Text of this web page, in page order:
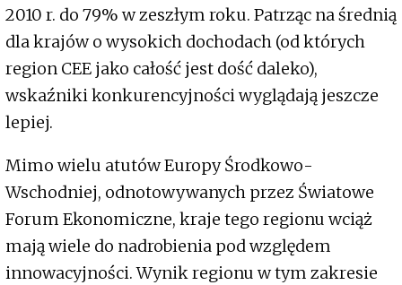
2010 r. do 79% w zeszłym roku. Patrząc na średnią
dla krajów o wysokich dochodach (od których
region CEE jako całość jest dość daleko),
wskaźniki konkurencyjności wyglądają jeszcze
lepiej.
Mimo wielu atutów Europy Środkowo-
Wschodniej, odnotowywanych przez Światowe
Forum Ekonomiczne, kraje tego regionu wciąż
mają wiele do nadrobienia pod względem
innowacyjności. Wynik regionu w tym zakresie